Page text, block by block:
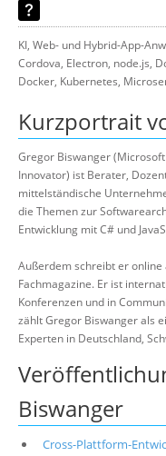
KI, Web- und Hybrid-App-
Cordova, Electron, node.js,
Docker, Kubernetes,
Kurzportrait
Gregor Biswanger
Innovator) ist Berater,
mittelständische
die Themen zur
Entwicklung mit C# und
Außerdem schreibt er
Fachmagazine. Er ist
Konferenzen und in
zählt Gregor Biswanger als
Experten in Deutschland,
Biswanger
Cross-Plattform-